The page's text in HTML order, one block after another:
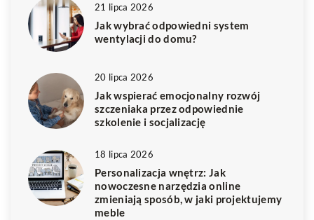
21 lipca 2026
Jak wybrać odpowiedni system
wentylacji do domu?
20 lipca 2026
Jak wspierać emocjonalny rozwój
szczeniaka przez odpowiednie
szkolenie i socjalizację
18 lipca 2026
Personalizacja wnętrz: Jak
nowoczesne narzędzia online
zmieniają sposób, w jaki projektujemy
meble